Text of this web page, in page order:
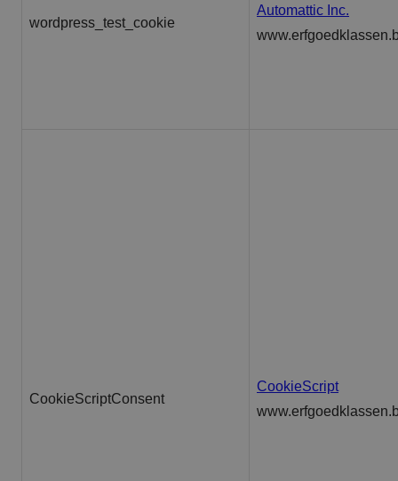
wordpress_test_cookie
Automattic Inc.
CookieScriptConsent
CookieScript